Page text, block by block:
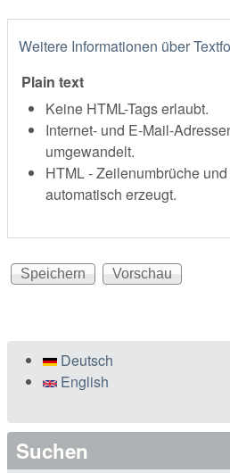
Weitere Informationen über
Plain text
Keine HTML-Tags erlaubt.
Internet- und E-Mail-
umgewandelt.
HTML - Zeilenumbrüche
automatisch erzeugt.
Deutsch
English
Suchen